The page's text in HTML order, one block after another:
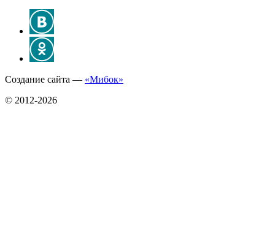
Создание сайта — «Мибок»
© 2012-2026